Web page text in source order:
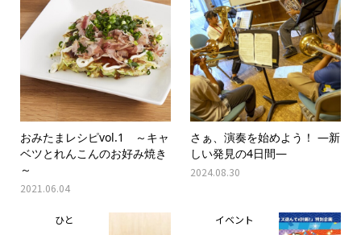
おみたまレシピvol.1 ～キャ
ベツとれんこんのお好み焼き
～
2021.06.04
さぁ、演奏を始めよう！ ―新
しい発見の4日間―
2024.08.30
ひと イベント